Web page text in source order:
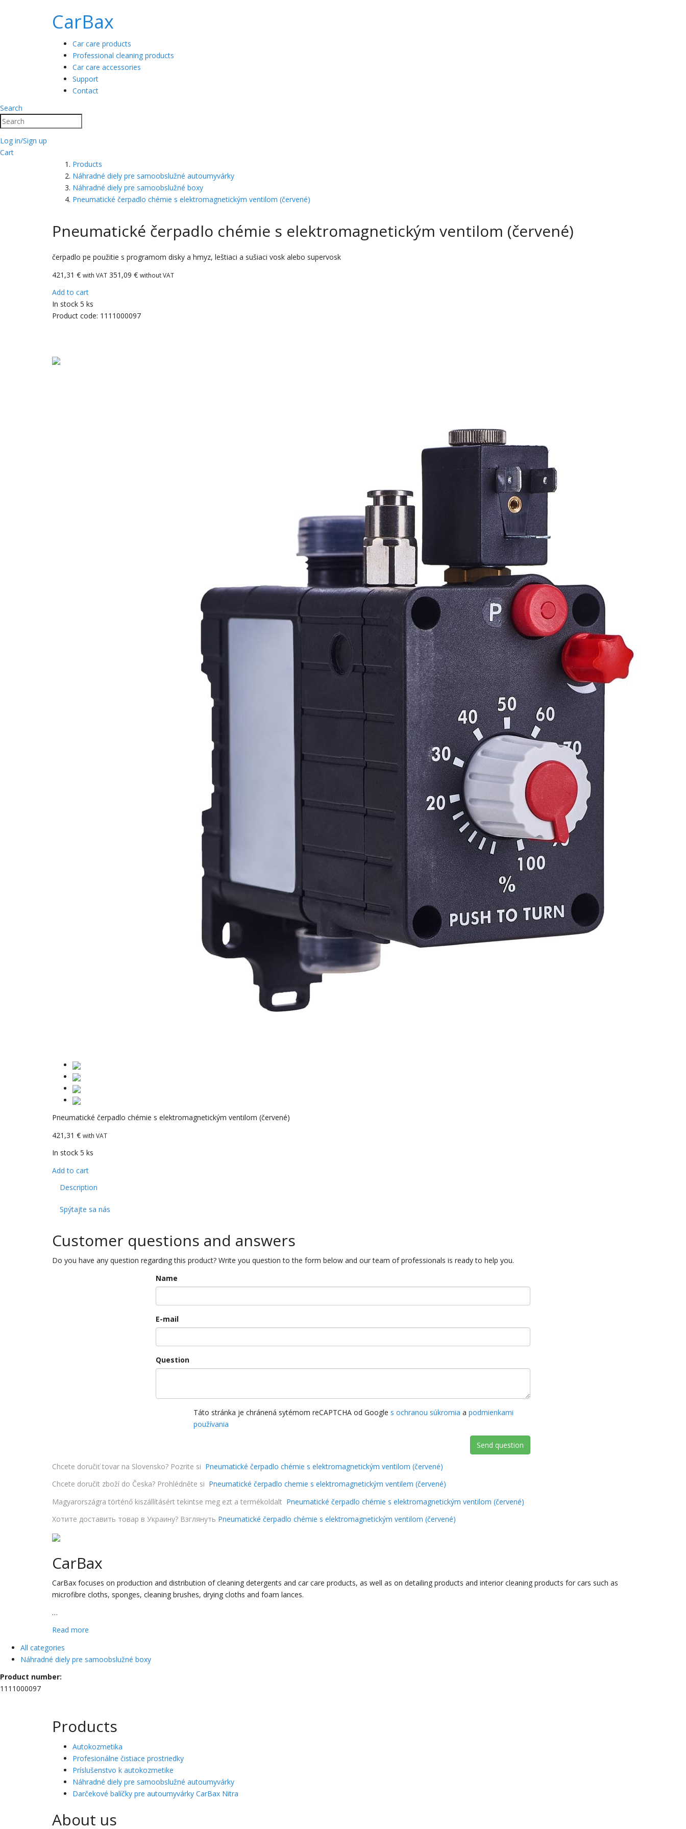
CarBax
Car care products
Professional cleaning products
Car care accessories
Support
Contact
Search
Search
Log in/Sign up
Cart
Products
Náhradné diely pre samoobslužné autoumyvárky
Náhradné diely pre samoobslužné boxy
Pneumatické čerpadlo chémie s elektromagnetickým ventilom (červené)
Pneumatické čerpadlo chémie s elektromagnetickým ventilom (červené)
čerpadlo pe použitie s programom disky a hmyz, leštiaci a sušiaci vosk alebo supervosk
421,31 € with VAT 351,09 € without VAT
Add to cart
In stock 5 ks
Product code: 1111000097
CarBax
Pneumatické čerpadlo chémie s elektromagnetickým ventilom (červené)
421,31 € with VAT
In stock 5 ks
Add to cart
Description
Spýtajte sa nás
Customer questions and answers
Do you have any question regarding this product? Write you question to the form below and our team of professionals is ready to help you.
Name
E-mail
Question
Táto stránka je chránená sytémom reCAPTCHA od Google s ochranou súkromia apodmienkami
používania
Send question
Chcete doručiť tovar na Slovensko? Pozrite si Pneumatické čerpadlo chémie s elektromagnetickým ventilom (červené)
Chcete doručit zboží do Česka? Prohlédněte si Pneumatické čerpadlo chemie s elektromagnetickým ventilem (červené)
Magyarországra történő kiszállításért tekintse meg ezt a termékoldalt Pneumatické čerpadlo chémie s elektromagnetickým ventilom (červené)
Хотите доставить товар в Украину? Взглянуть Pneumatické čerpadlo chémie s elektromagnetickým ventilom (červené)
CarBax
CarBax focuses on production and distribution of cleaning detergents and car care products, as well as on detailing products and interior cleaning products for cars such as
microfibre cloths, sponges, cleaning brushes, drying cloths and foam lances.
…
Read more
All categories
Náhradné diely pre samoobslužné boxy
Product number:
1111000097
Products
Autokozmetika
Profesionálne čistiace prostriedky
Príslušenstvo k autokozmetike
Náhradné diely pre samoobslužné autoumyvárky
Darčekové balíčky pre autoumyvárky CarBax Nitra
About us